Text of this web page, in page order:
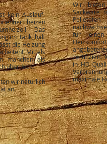
kein Auslauf-
heizen
Das
im Tank, hält
die Heizung
Mittels
manchen als
überdeckt.
wir natürlich
an.
Wir
Sackware
für einen
zertifiziert.
in HD
maximale